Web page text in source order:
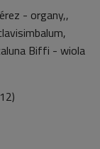
- organy,,
Biffi - wiola